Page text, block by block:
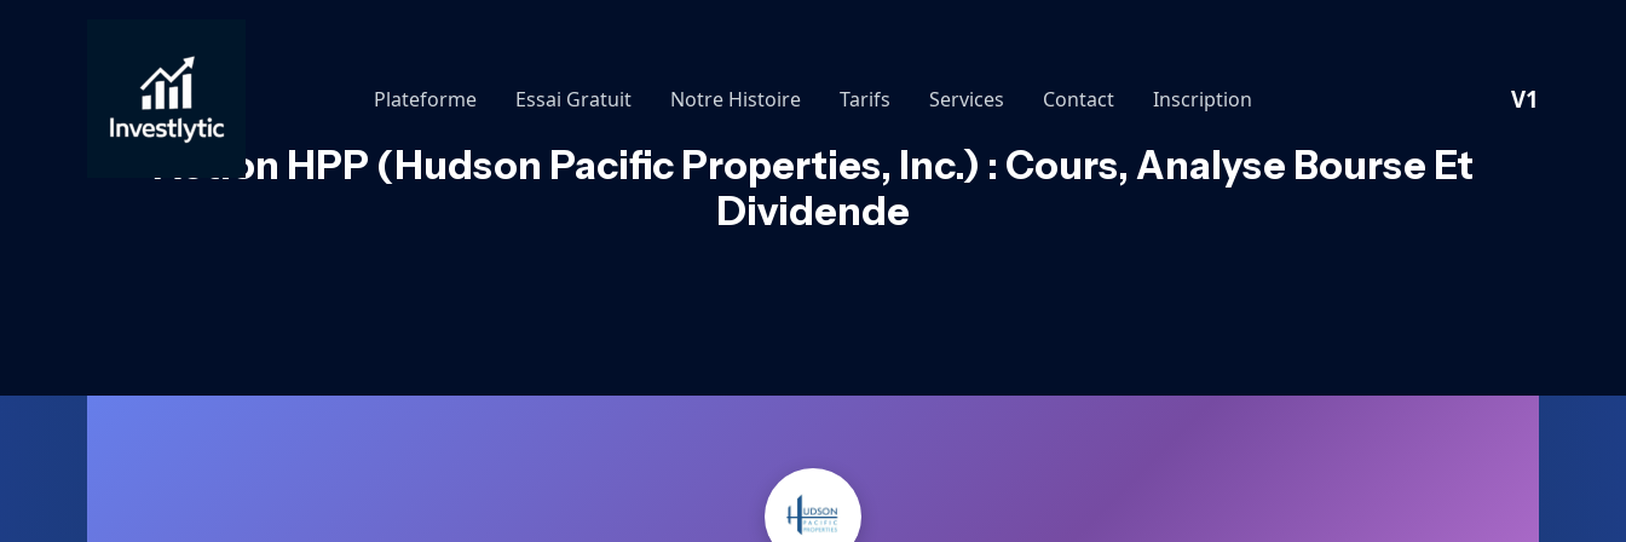
Plateforme
Essai Gratuit Notre Histoire Tarifs Services Contact Inscription V1
Action HPP (Hudson Pacific Properties, Inc.) : Cours, Analyse Bourse Et
Dividende